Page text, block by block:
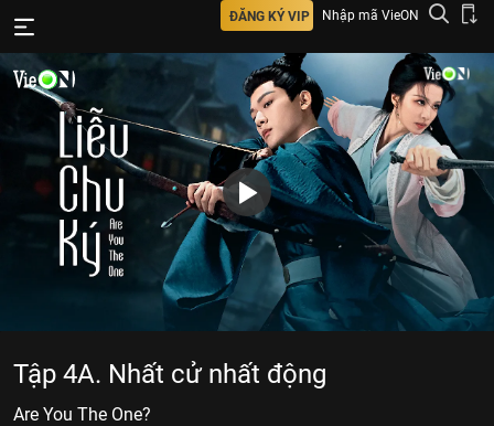
ĐĂNG KÝ VIP Nhập mã VieON
Tập 4A. Nhất cử nhất động
Are You The One?